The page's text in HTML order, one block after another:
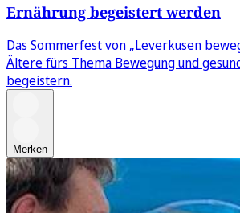
Ernährung begeistert werden
Das Sommerfest von „Leverkusen
Ältere fürs Thema Bewegung und
begeistern.
Merken